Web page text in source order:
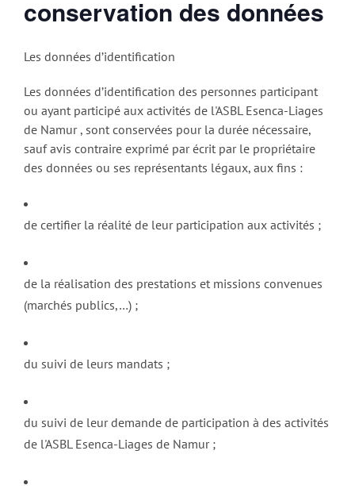
conservation des données
Les données d’identification
Les données d’identification des personnes participant
ou ayant participé aux activités de l'ASBL Esenca-Liages
de Namur , sont conservées pour la durée nécessaire,
sauf avis contraire exprimé par écrit par le propriétaire
des données ou ses représentants légaux, aux fins :
de certifier la réalité de leur participation aux activités ;
de la réalisation des prestations et missions convenues
(marchés publics,…) ;
du suivi de leurs mandats ;
du suivi de leur demande de participation à des activités
de l'ASBL Esenca-Liages de Namur ;